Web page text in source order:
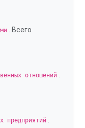
. Всего
отношений
предприятий